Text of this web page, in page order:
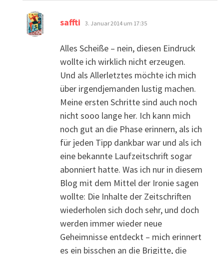
saffti sagt:
3. Januar 2014 um 17:35
Alles Scheiße – nein, diesen Eindruck
wollte ich wirklich nicht erzeugen.
Und als Allerletztes möchte ich mich
über irgendjemanden lustig machen.
Meine ersten Schritte sind auch noch
nicht sooo lange her. Ich kann mich
noch gut an die Phase erinnern, als ich
für jeden Tipp dankbar war und als ich
eine bekannte Laufzeitschrift sogar
abonniert hatte. Was ich nur in diesem
Blog mit dem Mittel der Ironie sagen
wollte: Die Inhalte der Zeitschriften
wiederholen sich doch sehr, und doch
werden immer wieder neue
Geheimnisse entdeckt – mich erinnert
es ein bisschen an die Brigitte, die